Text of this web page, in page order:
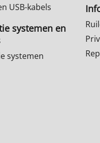
USB-kabels
systemen en
systemen